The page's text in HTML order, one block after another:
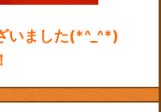
いました(*^_^*)